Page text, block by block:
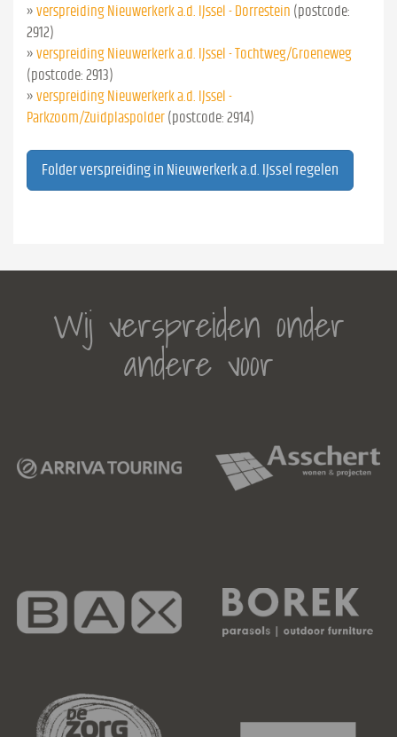
» verspreiding Nieuwerkerk a.d. IJssel - Dorrestein (postcode:
2912)
» verspreiding Nieuwerkerk a.d. IJssel - Tochtweg/Groeneweg
(postcode: 2913)
» verspreiding Nieuwerkerk a.d. IJssel -
Parkzoom/Zuidplaspolder (postcode: 2914)
Folder verspreiding in Nieuwerkerk a.d. IJssel regelen
Wij verspreiden onder
andere voor